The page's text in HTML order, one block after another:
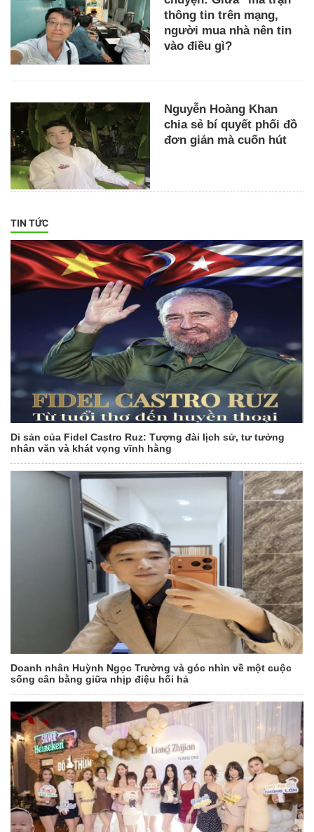
thông tin trên mạng,
người mua nhà nên tin
vào điều gì?
Nguyễn Hoàng Khan
chia sẻ bí quyết phối đồ
đơn giản mà cuốn hút
TIN TỨC
Di sản của Fidel Castro Ruz: Tượng đài lịch sử, tư tưởng
nhân văn và khát vọng vĩnh hằng
Doanh nhân Huỳnh Ngọc Trường và góc nhìn về một cuộc
sống cân bằng giữa nhịp điệu hối hả